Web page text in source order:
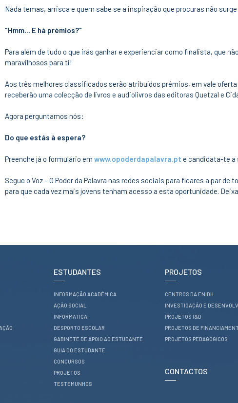
Nada temas, arrisca e quem sabe se a inspiração que procuras não
"Hmm... E há prémios?"
Para além de tudo o que irás ganhar e experienciar como finalista, que
maravilhosos para ti!
Aos três melhores classificados serão atribuídos prémios, em vale oferta
receberão uma colecção de livros e audiolivros das editoras Quetzal e
Agora perguntamos nós:
Do que estás à espera?
Preenche já o formulário emwww.opoderdapalavra.pt e candidata-te a
Segue o Voz – O Poder da Palavra nas redes sociais para ficares a par
para que cada vez mais jovens tenham acesso a esta oportunidade.
ESTUDANTES
INFORMAÇÃO ACADÉMICA
AÇÃO SOCIAL
INFORMÁTICA
DESPORTO ESCOLAR
GABINETE DE APOIO AO ESTUDANTE
GUIA DO ESTUDANTE
CONCURSOS
PROJETOS
TESTEMUNHOS
PROJETOS
CENTROS DA ENIDH
INVESTIGAÇÃO E
PROJETOS I&D
PROJETOS DE
PROJETOS PEDAGÓGICOS
CONTACTOS